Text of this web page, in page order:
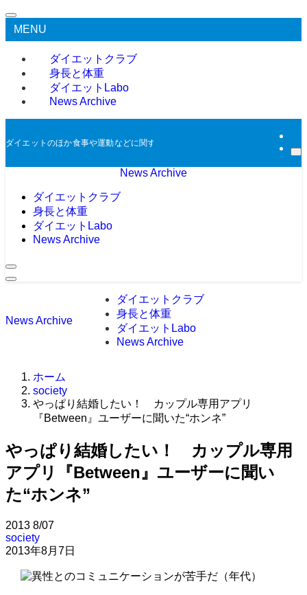
MENU
ダイエットクラブ
身長と体重
ダイエットLabo
News Archive
ダイエットのほか食事や運動などに関する過去のニュースをアーカイブとして
News Archive
ダイエットクラブ
身長と体重
ダイエットLabo
News Archive
News Archive
ダイエットクラブ
身長と体重
ダイエットLabo
News Archive
ホーム
society
やっぱり結婚したい！ カップル専用アプリ
『Between』ユーザーに聞いた“ホンネ”
やっぱり結婚したい！ カップル専用
アプリ『Between』ユーザーに聞い
た“ホンネ”
2013 8/07
society
2013年8月7日